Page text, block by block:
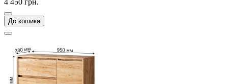
4 450 грн.
До кошика